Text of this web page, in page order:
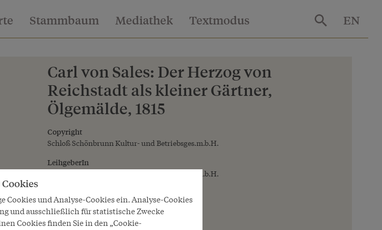
Stammbaum Mediathek Textmodus EN
Carl von Sales: Der Herzog von
Reichstadt als kleiner Gärtner,
Ölgemälde, 1815
Copyright
Schloß Schönbrunn Kultur- und Betriebsges.m.b.H.
LeihgeberIn
Schloß Schönbrunn Kultur- und Betriebsges.m.b.H.
Cookies und Analyse-Cookies ein. Analyse-Cookies
und ausschließlich für statistische Zwecke
Cookies finden Sie in den „Cookie-